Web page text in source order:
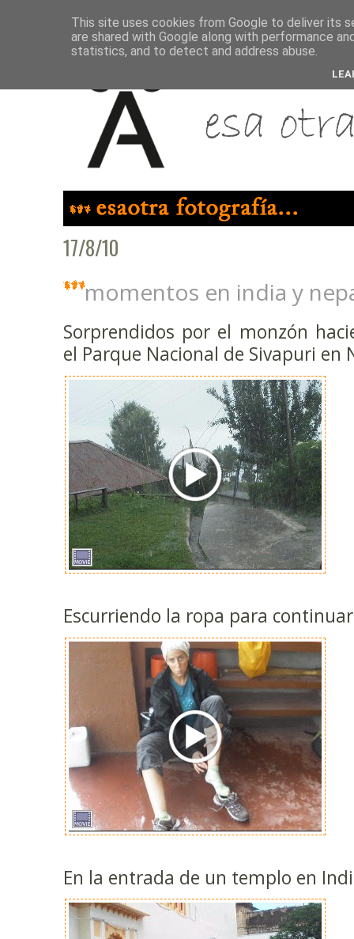
17/8/10
momentos en india y
Sorprendidos por el monzón
el Parque Nacional de Sivapuri en
Escurriendo la ropa para
En la entrada de un templo en
This site uses cookies from Google to deliver its
are shared with Google along with performance
statistics, and to detect and address abuse.